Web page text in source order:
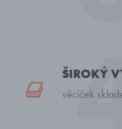
ŠIROKÝ
věciček